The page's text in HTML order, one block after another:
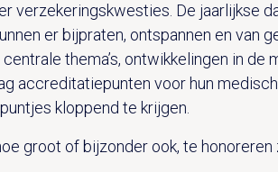
verzekeringskwesties. De jaarlijkse
er bijpraten, ontspannen en van
thema’s, ontwikkelingen in
accreditatiepunten voor hun
kloppend te krijgen.
groot of bijzonder ook, te honoreren